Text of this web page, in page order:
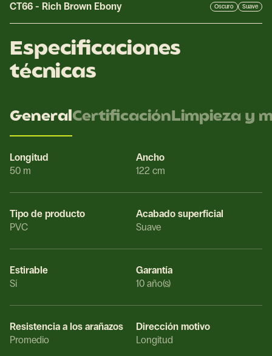
CT66 - Rich Brown Ebony Oscuro Suave
Especificaciones
técnicas
GeneralCertificaciónLimpieza y
Longitud
50 m
Ancho
122 cm
Tipo de producto
PVC
Acabado superficial
Suave
Estirable
Sí
Garantía
10 año(s)
Resistencia a los arañazos
Promedio
Dirección motivo
Longitud